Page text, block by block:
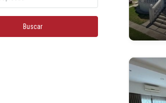
Buscar